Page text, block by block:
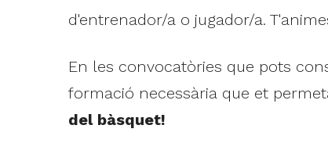
d'entrenador/a o jugador/a.
En les convocatòries que pots
formació necessària que et
del bàsquet!